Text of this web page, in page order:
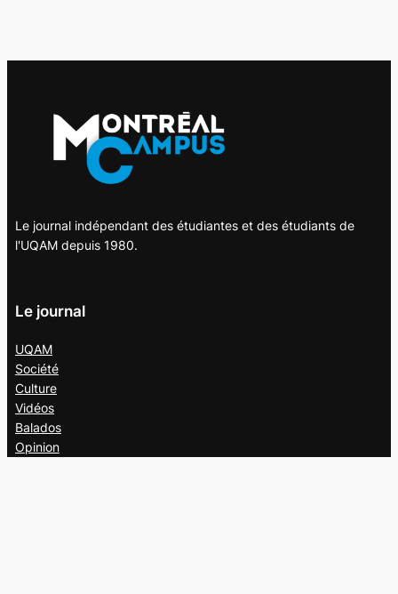
Le journal indépendant des étudiantes et des étudiants de
l'UQAM depuis 1980.
Le journal
UQAM
Société
Culture
Vidéos
Balados
Opinion